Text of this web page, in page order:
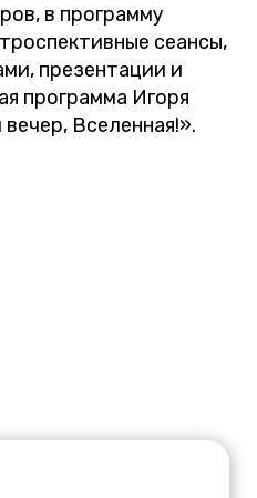
в программу
сеансы,
презентации и
программа Игоря
Вселенная!».